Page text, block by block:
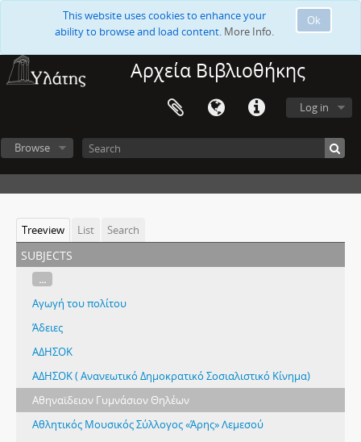
Ok
This website uses cookies to enhance your
ability to browse and load content. More Info.
Αρχεία Βιβλιοθήκης
Log in
Browse
Treeview List Search
subjects
...
Αγωγή του πολίτου
Άδειες
ΑΔΗΣΟΚ
ΑΔΗΣΟΚ ( Ανανεωτικό Δημοκρατικό Σοσιαλιστικό Κίνημα)
Αθηναϊδειον Γυμνάσιον Θηλέων
Αθλητικός Μουσικός Σύλλογος «Άρης» Λεμεσού